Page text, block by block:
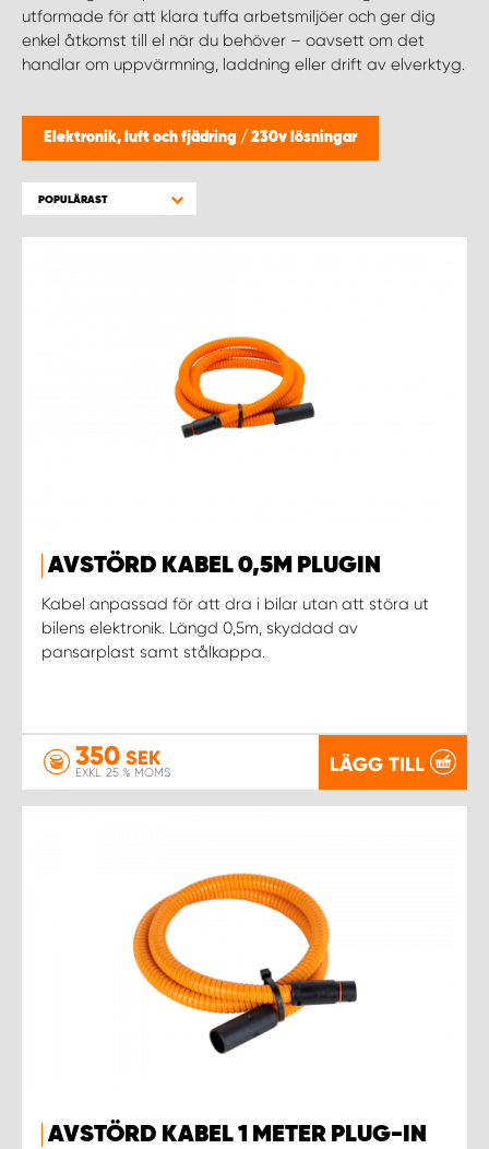
utformade för att klara tuffa arbetsmiljöer och ger dig
enkel åtkomst till el när du behöver – oavsett om det
handlar om uppvärmning, laddning eller drift av elverktyg.
Elektronik, luft och fjädring / 230v lösningar
POPULÄRAST
AVSTÖRD KABEL 0,5M PLUGIN
Kabel anpassad för att dra i bilar utan att störa ut
bilens elektronik. Längd 0,5m, skyddad av
pansarplast samt stålkappa.
350 SEK
EXKL. 25 % MOMS LÄGG TILL
AVSTÖRD KABEL 1 METER PLUG-IN
WORK SYSTEM HELSINGBORG
WORK SYSTEM JÖNKÖPING
WORK SYSTEM KALMAR
WORK SYSTEM SKELLEFTEÅ
WORK SYSTEM SKÖVDE
WORK SYSTEM STOCKHOLM NORR
WORK SYSTEM STOCKHOLM SYD
WORK SYSTEM TRESTAD
WORK SYSTEM UMEÅ